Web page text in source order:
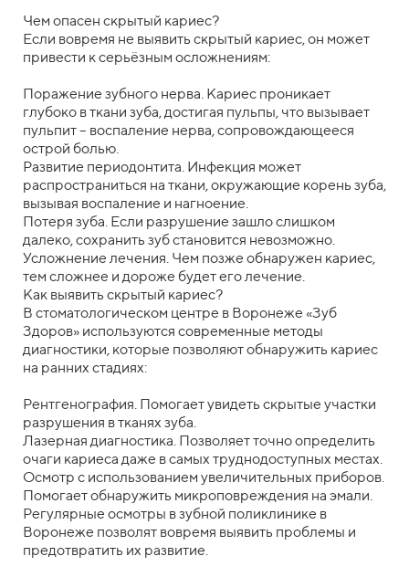
Чем опасен скрытый кариес?
Если вовремя не выявить скрытый кариес, он может
привести к серьёзным осложнениям:
Поражение зубного нерва. Кариес проникает
глубоко в ткани зуба, достигая пульпы, что вызывает
пульпит – воспаление нерва, сопровождающееся
острой болью.
Развитие периодонтита. Инфекция может
распространиться на ткани, окружающие корень зуба,
вызывая воспаление и нагноение.
Потеря зуба. Если разрушение зашло слишком
далеко, сохранить зуб становится невозможно.
Усложнение лечения. Чем позже обнаружен кариес,
тем сложнее и дороже будет его лечение.
Как выявить скрытый кариес?
В стоматологическом центре в Воронеже «Зуб
Здоров» используются современные методы
диагностики, которые позволяют обнаружить кариес
на ранних стадиях:
Рентгенография. Помогает увидеть скрытые участки
разрушения в тканях зуба.
Лазерная диагностика. Позволяет точно определить
очаги кариеса даже в самых труднодоступных местах.
Осмотр с использованием увеличительных приборов.
Помогает обнаружить микроповреждения на эмали.
Регулярные осмотры в зубной поликлинике в
Воронеже позволят вовремя выявить проблемы и
предотвратить их развитие.